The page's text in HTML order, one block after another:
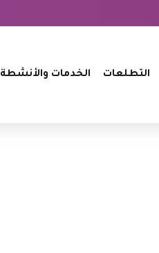
التطلعات الخدمات والأنشطة